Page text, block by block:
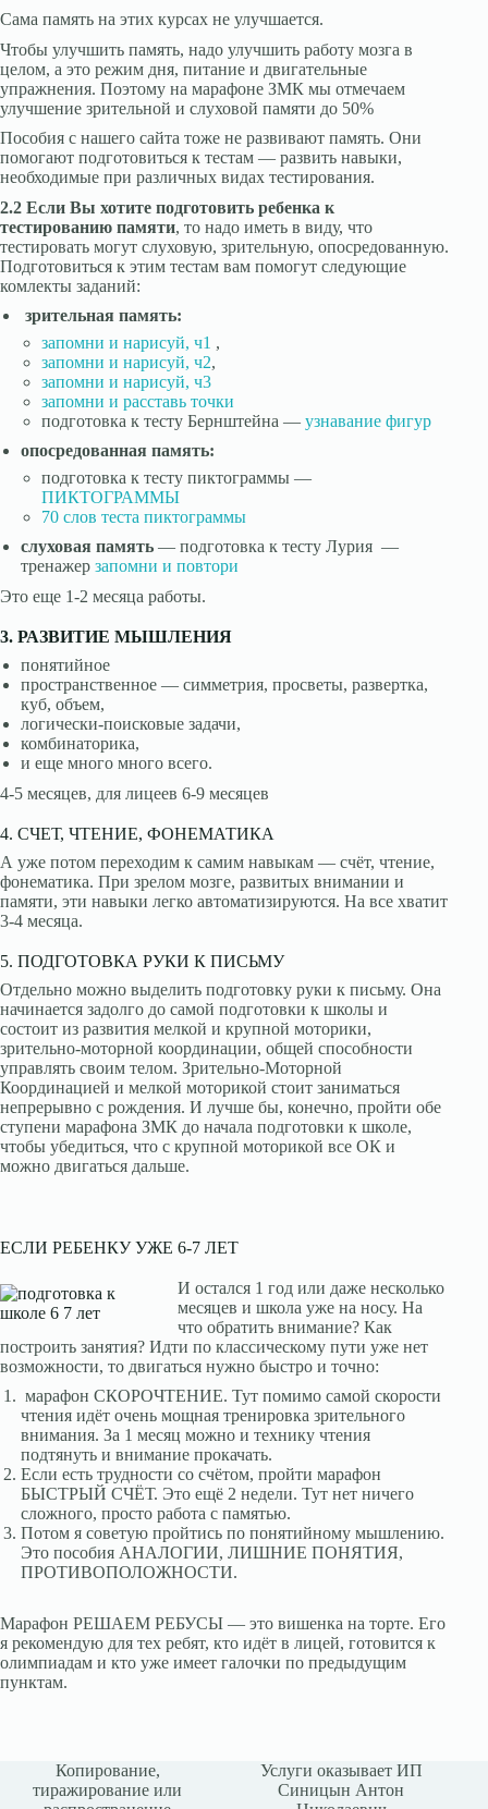
Сама память на этих курсах не улучшается.
Чтобы улучшить память, надо улучшить работу мозга в
целом, а это режим дня, питание и двигательные
упражнения. Поэтому на марафоне ЗМК мы отмечаем
улучшение зрительной и слуховой памяти до 50%
Пособия с нашего сайта тоже не развивают память. Они
помогают подготовиться к тестам — развить навыки,
необходимые при различных видах тестирования.
2.2 Если Вы хотите подготовить ребенка к
тестированию памяти, то надо иметь в виду, что
тестировать могут слуховую, зрительную, опосредованную.
Подготовиться к этим тестам вам помогут следующие
комлекты заданий:
зрительная память:
запомни и нарисуй, ч1 ,
запомни и нарисуй, ч2,
запомни и нарисуй, ч3
запомни и расставь точки
подготовка к тесту Бернштейна —узнавание фигур
опосредованная память:
подготовка к тесту пиктограммы —
ПИКТОГРАММЫ
70 слов теста пиктограммы
слуховая память — подготовка к тесту Лурия —
тренажерзапомни и повтори
Это еще 1-2 месяца работы.
3. РАЗВИТИЕ МЫШЛЕНИЯ
понятийное
пространственное — симметрия, просветы, развертка,
куб, объем,
логически-поисковые задачи,
комбинаторика,
и еще много много всего.
4-5 месяцев, для лицеев 6-9 месяцев
4. СЧЕТ, ЧТЕНИЕ, ФОНЕМАТИКА
А уже потом переходим к самим навыкам — счёт, чтение,
фонематика. При зрелом мозге, развитых внимании и
памяти, эти навыки легко автоматизируются. На все хватит
3-4 месяца.
5. ПОДГОТОВКА РУКИ К ПИСЬМУ
Отдельно можно выделить подготовку руки к письму. Она
начинается задолго до самой подготовки к школы и
состоит из развития мелкой и крупной моторики,
зрительно-моторной координации, общей способности
управлять своим телом. Зрительно-Моторной
Координацией и мелкой моторикой стоит заниматься
непрерывно с рождения. И лучше бы, конечно, пройти обе
ступени марафона ЗМК до начала подготовки к школе,
чтобы убедиться, что с крупной моторикой все ОК и
можно двигаться дальше.
ЕСЛИ РЕБЕНКУ УЖЕ 6-7 ЛЕТ
И остался 1 год или даже несколько
месяцев и школа уже на носу. На
что обратить внимание? Как
построить занятия? Идти по классическому пути уже нет
возможности, то двигаться нужно быстро и точно:
марафон СКОРОЧТЕНИЕ. Тут помимо самой скорости
чтения идёт очень мощная тренировка зрительного
внимания. За 1 месяц можно и технику чтения
подтянуть и внимание прокачать.
Если есть трудности со счётом, пройти марафон
БЫСТРЫЙ СЧЁТ. Это ещё 2 недели. Тут нет ничего
сложного, просто работа с памятью.
Потом я советую пройтись по понятийному мышлению.
Это пособия АНАЛОГИИ, ЛИШНИЕ ПОНЯТИЯ,
ПРОТИВОПОЛОЖНОСТИ.
Марафон РЕШАЕМ РЕБУСЫ — это вишенка на торте. Его
я рекомендую для тех ребят, кто идёт в лицей, готовится к
олимпиадам и кто уже имеет галочки по предыдущим
пунктам.
Копирование,
тиражирование или
Услуги оказывает ИП
Синицын Антон